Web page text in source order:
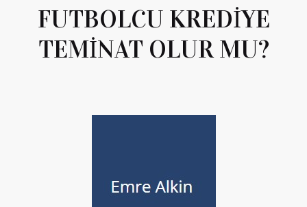
FUTBOLCU KREDİYE
TEMİNAT OLUR MU?